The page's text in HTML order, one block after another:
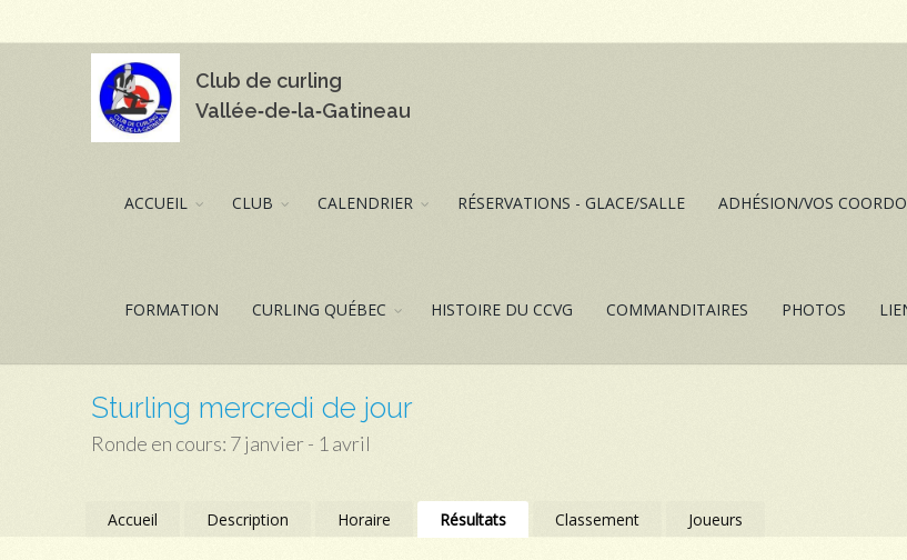
Club de curling
Vallée‑de‑la‑Gatineau
ACCUEIL CLUB CALENDRIER RÉSERVATIONS - GLACE/SALLE ADHÉSION/VOS
FORMATION CURLING QUÉBEC HISTOIRE DU CCVG COMMANDITAIRES PHOTOS
Sturling mercredi de jour
Ronde en cours: 7 janvier - 1 avril
Accueil Description Horaire Résultats Classement Joueurs